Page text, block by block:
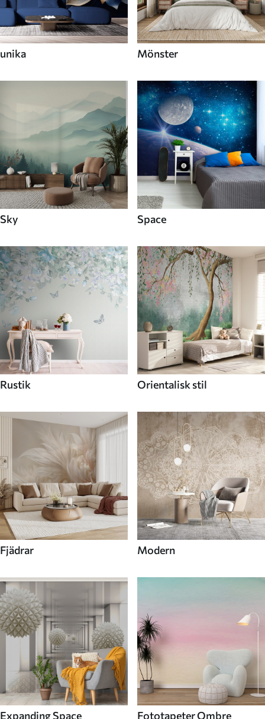
unika Mönster
Sky Space
Rustik Orientalisk stil
Fjädrar Modern
Expanding Space Fototapeter Ombre